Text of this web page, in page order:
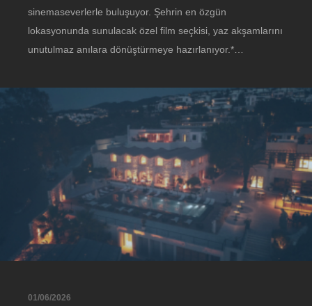
sinemaseverlerle buluşuyor. Şehrin en özgün
lokasyonunda sunulacak özel film seçkisi, yaz akşamlarını
unutulmaz anılara dönüştürmeye hazırlanıyor.*…
01/06/2026